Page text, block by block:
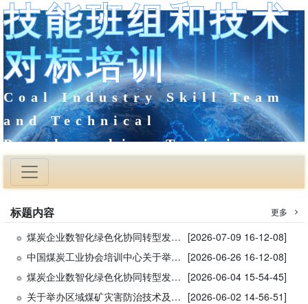
技能班组和技术
对标培训
Coal Industry Skill Team
and Technical
Benchmarking Training
标题内容 更多
煤炭企业数智化绿色化协同转型发展专题研修班（第三期）在青岛成功举办
[2026-07-09 16-12-08]
中国煤炭工业协会培训中心关于举办内蒙古东部地区煤矿安全形势与法规标准学习辅导班的通知
[2026-06-26 16-12-08]
煤炭企业数智化绿色化协同转型发展专题研修班（第一期）在杭州成功举办
[2026-06-04 15-54-45]
关于举办区域煤矿灾害防治技术及隐患排查治理专题学习辅导班的通知
[2026-06-02 14-56-51]